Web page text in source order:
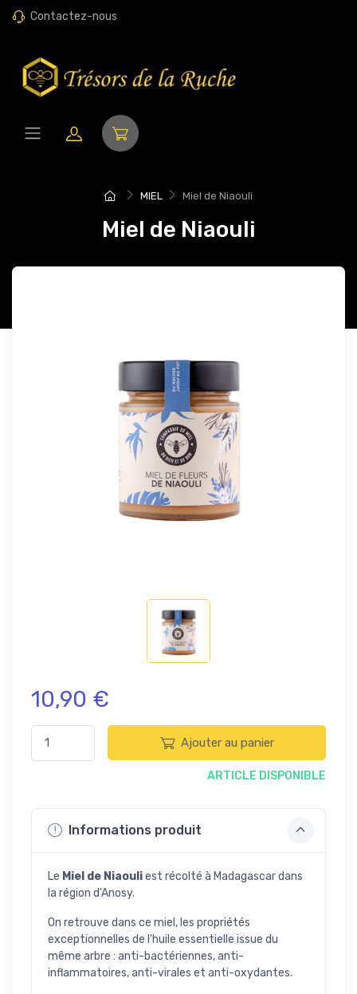
Contactez-nous
MIEL Miel de Niaouli
Miel de Niaouli
10,90 €
Ajouter au panier
ARTICLE DISPONIBLE
Informations produit
Le Miel de Niaouliest récolté à Madagascar dans
la région d'Anosy.
On retrouve dans ce miel, les propriétés
exceptionnelles de l'huile essentielle issue du
même arbre : anti-bactériennes, anti-
inflammatoires, anti-virales et anti-oxydantes.